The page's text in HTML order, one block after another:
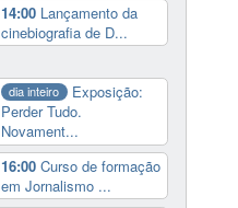
14:00 Lançamento da
cinebiografia de D...
dia inteiro
Exposição:
Perder Tudo.
Novament...
16:00 Curso de formação
em Jornalismo ...